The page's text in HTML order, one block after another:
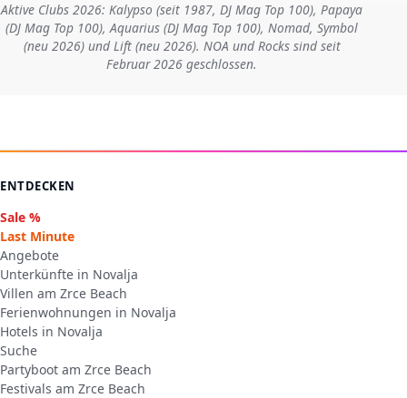
Aktive Clubs 2026: Kalypso (seit 1987, DJ Mag Top 100), Papaya
(DJ Mag Top 100), Aquarius (DJ Mag Top 100), Nomad, Symbol
(neu 2026) und Lift (neu 2026). NOA und Rocks sind seit
Februar 2026 geschlossen.
ENTDECKEN
Sale %
Last Minute
Angebote
Unterkünfte in Novalja
Villen am Zrce Beach
Ferienwohnungen in Novalja
Hotels in Novalja
Suche
Partyboot am Zrce Beach
Festivals am Zrce Beach